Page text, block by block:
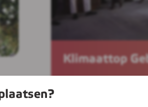
Klimaattop